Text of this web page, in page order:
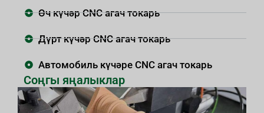
Өч күчәр CNC агач токарь
Дүрт күчәр CNC агач токарь
Автомобиль күчәре CNC агач токарь
Соңгы яңалыклар